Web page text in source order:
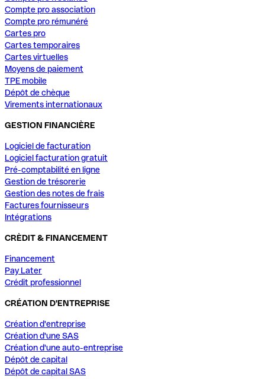
Compte pro association
Compte pro rémunéré
Cartes pro
Cartes temporaires
Cartes virtuelles
Moyens de paiement
TPE mobile
Dépôt de chèque
Virements internationaux
GESTION FINANCIÈRE
Logiciel de facturation
Logiciel facturation gratuit
Pré-comptabilité en ligne
Gestion de trésorerie
Gestion des notes de frais
Factures fournisseurs
Intégrations
CRÈDIT & FINANCEMENT
Financement
Pay Later
Crédit professionnel
CRÉATION D'ENTREPRISE
Création d'entreprise
Création d'une SAS
Création d'une auto-entreprise
Dépôt de capital
Dépôt de capital SAS